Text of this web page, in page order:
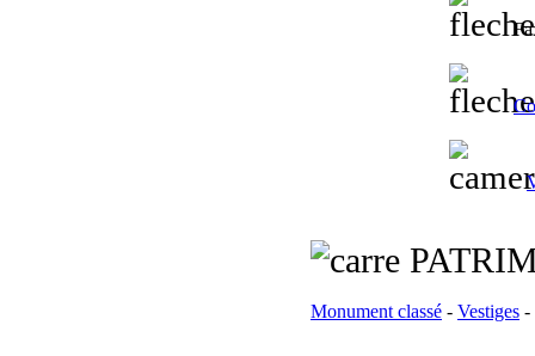
Monument classé - Vestiges -